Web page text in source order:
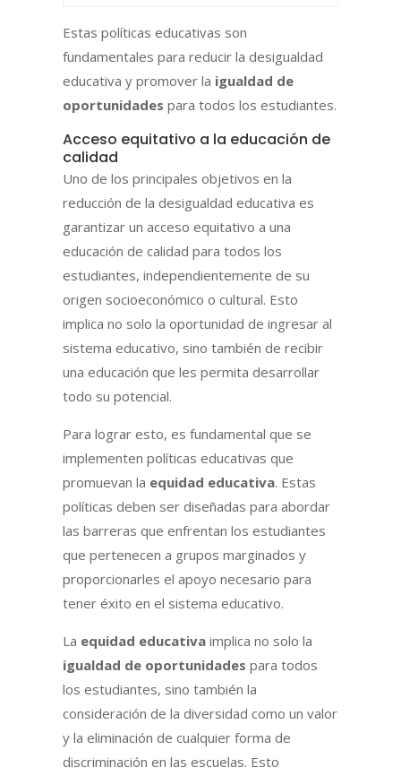
Estas políticas educativas son
fundamentales para reducir la desigualdad
educativa y promover la igualdad de
oportunidades para todos los estudiantes.
Acceso equitativo a la educación de
calidad
Uno de los principales objetivos en la
reducción de la desigualdad educativa es
garantizar un acceso equitativo a una
educación de calidad para todos los
estudiantes, independientemente de su
origen socioeconómico o cultural. Esto
implica no solo la oportunidad de ingresar al
sistema educativo, sino también de recibir
una educación que les permita desarrollar
todo su potencial.
Para lograr esto, es fundamental que se
implementen políticas educativas que
promuevan la equidad educativa. Estas
políticas deben ser diseñadas para abordar
las barreras que enfrentan los estudiantes
que pertenecen a grupos marginados y
proporcionarles el apoyo necesario para
tener éxito en el sistema educativo.
La equidad educativaimplica no solo la
igualdad de oportunidades para todos
los estudiantes, sino también la
consideración de la diversidad como un valor
y la eliminación de cualquier forma de
discriminación en las escuelas. Esto